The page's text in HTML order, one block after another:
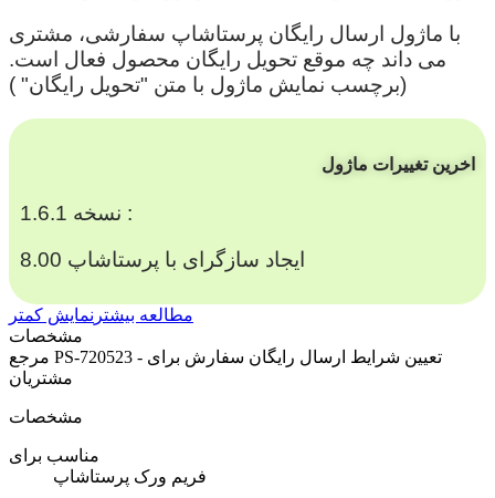
با ماژول ارسال رایگان پرستاشاپ سفارشی، مشتری
می داند چه موقع تحویل رایگان محصول فعال است.
(برچسب نمایش ماژول با متن "تحویل رایگان" )
اخرین تغییرات ماژول
نسخه 1.6.1 :
ایجاد سازگرای با پرستاشاپ 8.00
مطالعه بیشتر نمایش کمتر
مشخصات
PS-720523 - تعیین شرایط ارسال رایگان سفارش برای
مشتریان
مشخصات
مناسب برای
فریم ورک پرستاشاپ